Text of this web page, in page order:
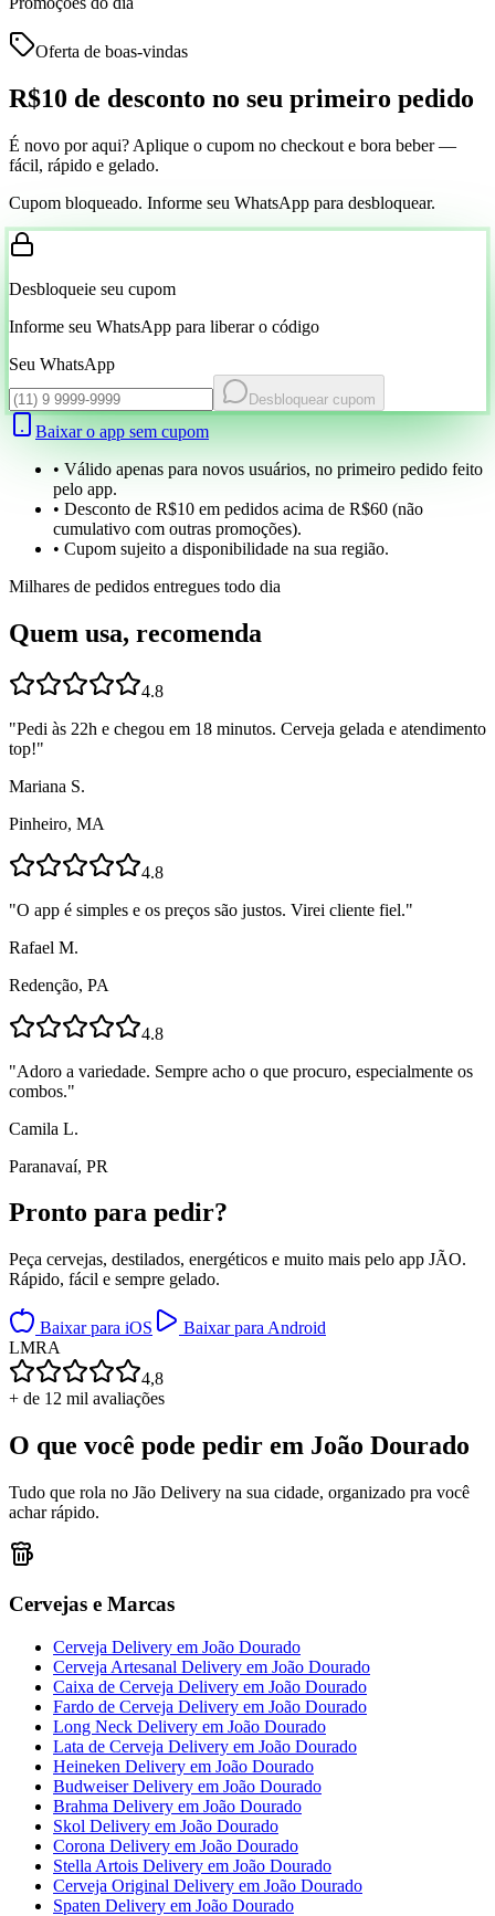
Oferta de boas-vindas
R$10 de desconto no seu primeiro pedido
É novo por aqui? Aplique o cupom no checkout e bora beber —
fácil, rápido e gelado.
Cupom bloqueado. Informe seu WhatsApp para desbloquear.
Desbloqueie seu cupom
Informe seu WhatsApp para liberar o código
Seu WhatsApp
Desbloquear cupom
Baixar o app sem cupom
• Válido apenas para novos usuários, no primeiro pedido feito
pelo app.
• Desconto de R$10 em pedidos acima de R$60 (não
cumulativo com outras promoções).
• Cupom sujeito a disponibilidade na sua região.
Milhares de pedidos entregues todo dia
Quem usa, recomenda
4.8
"Pedi às 22h e chegou em 18 minutos. Cerveja gelada e atendimento
top!"
Mariana S.
Pinheiro, MA
4.8
"O app é simples e os preços são justos. Virei cliente fiel."
Rafael M.
Redenção, PA
4.8
"Adoro a variedade. Sempre acho o que procuro, especialmente os
combos."
Camila L.
Paranavaí, PR
Pronto para pedir?
Peça cervejas, destilados, energéticos e muito mais pelo app JÃO.
Rápido, fácil e sempre gelado.
Baixar para iOS
Baixar para Android
LMRA
4,8
+ de 12 mil avaliações
O que você pode pedir em João Dourado
Tudo que rola no Jão Delivery na sua cidade, organizado pra você
achar rápido.
Cervejas e Marcas
Cerveja Delivery em João Dourado
Cerveja Artesanal Delivery em João Dourado
Caixa de Cerveja Delivery em João Dourado
Fardo de Cerveja Delivery em João Dourado
Long Neck Delivery em João Dourado
Lata de Cerveja Delivery em João Dourado
Heineken Delivery em João Dourado
Budweiser Delivery em João Dourado
Brahma Delivery em João Dourado
Skol Delivery em João Dourado
Corona Delivery em João Dourado
Stella Artois Delivery em João Dourado
Cerveja Original Delivery em João Dourado
Spaten Delivery em João Dourado